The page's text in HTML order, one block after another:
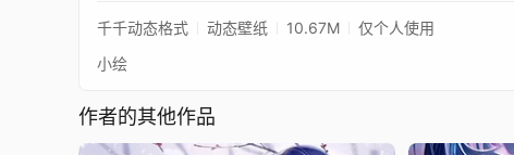
千千动态格式 动态壁纸 10.67M 仅个人使用
小绘
作者的其他作品